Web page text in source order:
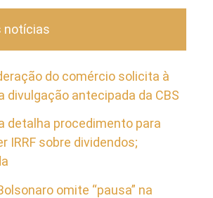
notícias
do comércio solicita à
divulgação antecipada da CBS
detalha procedimento para
IRRF sobre dividendos;
omite “pausa” na